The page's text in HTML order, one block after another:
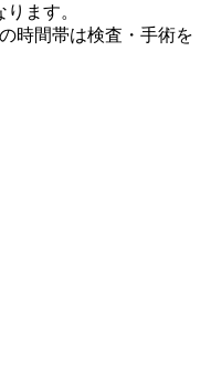
ます。
時間帯は検査・手術を